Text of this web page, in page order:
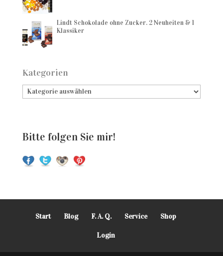
Lindt Schokolade ohne Zucker. 2 Neuheiten & 1
Klassiker
Kategorien
Bitte folgen Sie mir!
Start Blog F. A. Q. Service Shop
Login